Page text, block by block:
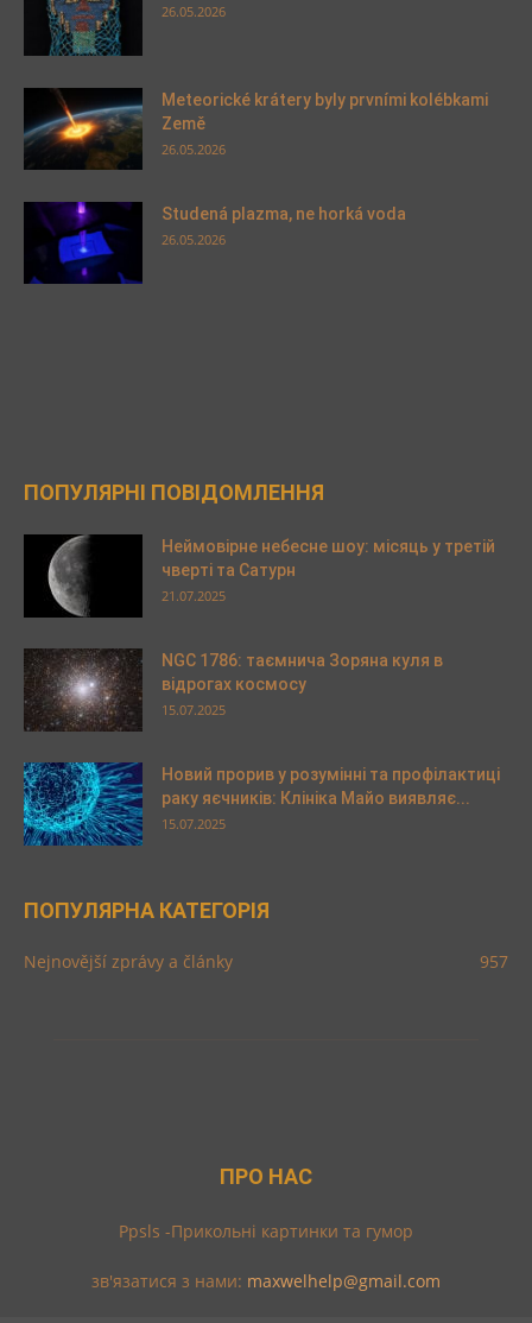
26.05.2026
Meteorické krátery byly prvními kolébkami
Země
26.05.2026
Studená plazma, ne horká voda
26.05.2026
ПОПУЛЯРНІ ПОВІДОМЛЕННЯ
Неймовірне небесне шоу: місяць у третій
чверті та Сатурн
21.07.2025
NGC 1786: таємнича Зоряна куля в
відрогах космосу
15.07.2025
Новий прорив у розумінні та профілактиці
раку яєчників: Клініка Майо виявляє...
15.07.2025
ПОПУЛЯРНА КАТЕГОРІЯ
Nejnovější zprávy a články 957
ПРО НАС
Ppsls -Прикольні картинки та гумор
зв'язатися з нами: maxwelhelp@gmail.com